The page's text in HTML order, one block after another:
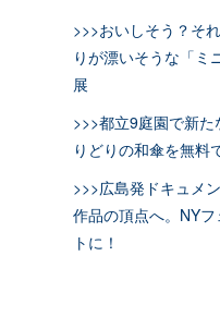
>>>おいしそう？そ
りが漂いそうな「ミ
展
>>>都立9庭園で新
りどりの和傘を無料
>>>広島発ドキュメ
作品の頂点へ。NY
トに！